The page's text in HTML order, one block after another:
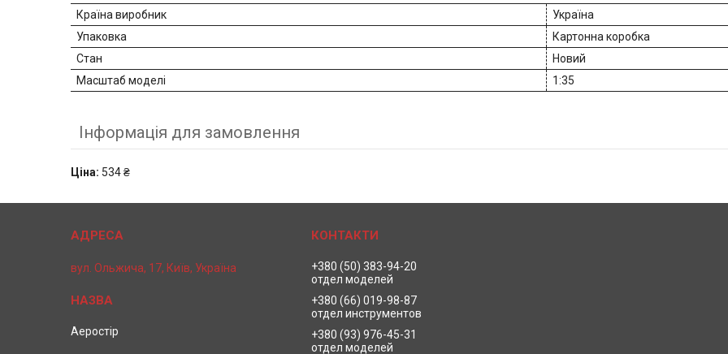
Країна виробник
Україна
Упаковка
Картонна коробка
Стан
Новий
Масштаб моделі
1:35
Інформація для замовлення
Ціна: 534 ₴
вул. Ольжича, 17, Київ, Україна
Аеростір
+380 (50) 383-94-20
отдел моделей
+380 (66) 019-98-87
отдел инструментов
+380 (93) 976-45-31
отдел моделей